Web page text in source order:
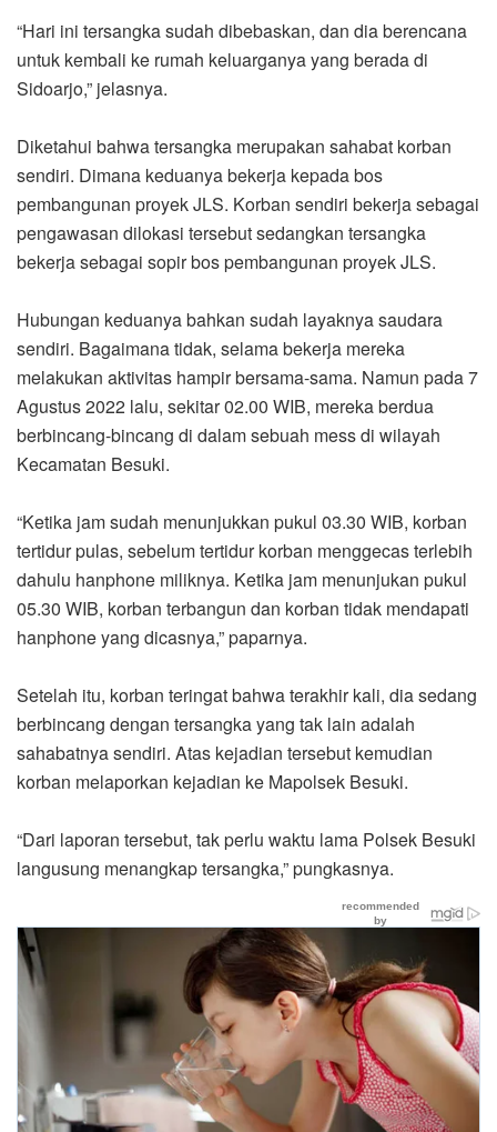
“Hari ini tersangka sudah dibebaskan, dan dia berencana
untuk kembali ke rumah keluarganya yang berada di
Sidoarjo,” jelasnya.
Diketahui bahwa tersangka merupakan sahabat korban
sendiri. Dimana keduanya bekerja kepada bos
pembangunan proyek JLS. Korban sendiri bekerja sebagai
pengawasan dilokasi tersebut sedangkan tersangka
bekerja sebagai sopir bos pembangunan proyek JLS.
Hubungan keduanya bahkan sudah layaknya saudara
sendiri. Bagaimana tidak, selama bekerja mereka
melakukan aktivitas hampir bersama-sama. Namun pada 7
Agustus 2022 lalu, sekitar 02.00 WIB, mereka berdua
berbincang-bincang di dalam sebuah mess di wilayah
Kecamatan Besuki.
“Ketika jam sudah menunjukkan pukul 03.30 WIB, korban
tertidur pulas, sebelum tertidur korban menggecas terlebih
dahulu hanphone miliknya. Ketika jam menunjukan pukul
05.30 WIB, korban terbangun dan korban tidak mendapati
hanphone yang dicasnya,” paparnya.
Setelah itu, korban teringat bahwa terakhir kali, dia sedang
berbincang dengan tersangka yang tak lain adalah
sahabatnya sendiri. Atas kejadian tersebut kemudian
korban melaporkan kejadian ke Mapolsek Besuki.
“Dari laporan tersebut, tak perlu waktu lama Polsek Besuki
langusung menangkap tersangka,” pungkasnya.